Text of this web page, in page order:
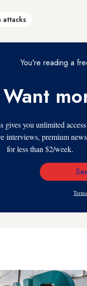
attacks
You're reading a
Want
you unlimited
interviews, premium
for less than $2/week.
Terms